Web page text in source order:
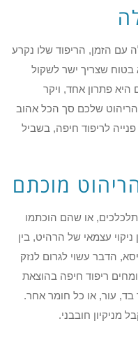
עם הזמן, הריפוד שלו נקרע
בטוח שצריך ישר לשקול
פתרון אחד, ויקר
הריהוט שלכם סך הכל אהוב
לריפוד חיפה, בשביל
מוכתם
או שהם הוכתמו
ניקוי עצמאי של הרהיט, בין
הדבר עשוי לגרום לנזק
ריפוד חיפה בהוצאת
בד, עור, או כל חומר אחר.
מניקיון חובבני.